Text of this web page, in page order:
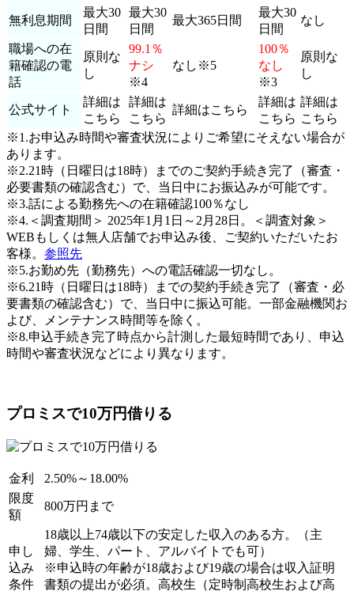
無利息期間
最大30
日間
最大30
日間
最大365日間
最大30
日間
なし
職場への在
籍確認の電
話
原則な
し
99.1％
ナシ
※4
なし※5
100％
なし
※3
原則な
し
公式サイト
詳細は
こちら
詳細は
こちら
詳細はこちら
詳細は
こちら
詳細は
こちら
※1.お申込み時間や審査状況によりご希望にそえない場合が
あります。
※2.21時（日曜日は18時）までのご契約手続き完了（審査・
必要書類の確認含む）で、当日中にお振込みが可能です。
※3.話による勤務先への在籍確認100％なし
※4.＜調査期間＞ 2025年1月1日～2月28日。＜調査対象＞
WEBもしくは無人店舗でお申込み後、ご契約いただいたお
客様。 参照先
※5.お勤め先（勤務先）への電話確認一切なし。
※6.21時（日曜日は18時）までの契約手続き完了（審査・必
要書類の確認含む）で、当日中に振込可能。一部金融機関お
よび、メンテナンス時間等を除く。
※8.申込手続き完了時点から計測した最短時間であり、申込
時間や審査状況などにより異なります。
プロミスで10万円借りる
金利
2.50%～18.00%
限度
額
800万円まで
申し
込み
条件
18歳以上74歳以下の安定した収入のある方。（主
婦、学生、パート、アルバイトでも可）
※申込時の年齢が18歳および19歳の場合は収入証明
書類の提出が必須。高校生（定時制高校生および高